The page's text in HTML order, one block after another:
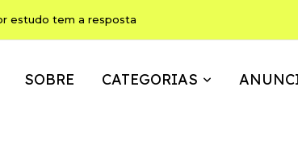
estudo tem a resposta
SOBRE CATEGORIAS